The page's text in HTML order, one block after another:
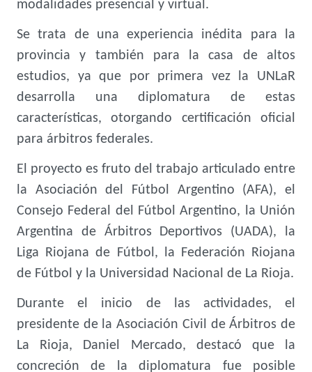
modalidades presencial y virtual.
Se trata de una experiencia inédita para la
provincia y también para la casa de altos
estudios, ya que por primera vez la UNLaR
desarrolla una diplomatura de estas
características, otorgando certificación oficial
para árbitros federales.
El proyecto es fruto del trabajo articulado entre
la Asociación del Fútbol Argentino (AFA), el
Consejo Federal del Fútbol Argentino, la Unión
Argentina de Árbitros Deportivos (UADA), la
Liga Riojana de Fútbol, la Federación Riojana
de Fútbol y la Universidad Nacional de La Rioja.
Durante el inicio de las actividades, el
presidente de la Asociación Civil de Árbitros de
La Rioja, Daniel Mercado, destacó que la
concreción de la diplomatura fue posible